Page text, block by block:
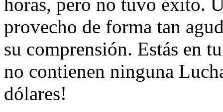
provecho de forma tan
su comprensión. Estás en
no contienen ninguna
dólares!